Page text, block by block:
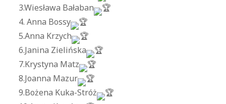
3.Wiesława Bałaban
4. Anna Bossy
5.Anna Krzych
6.Janina Zielińska
7.Krystyna Matz
8.Joanna Mazur
9.Bożena Kuka-Stróż